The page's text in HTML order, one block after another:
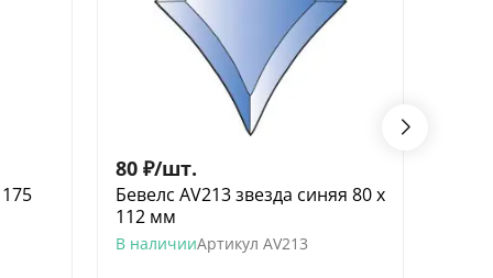
80 ₽/шт.
Бевелс AV213 звезда синяя 80 х
112 мм
В наличииАртикул AV213